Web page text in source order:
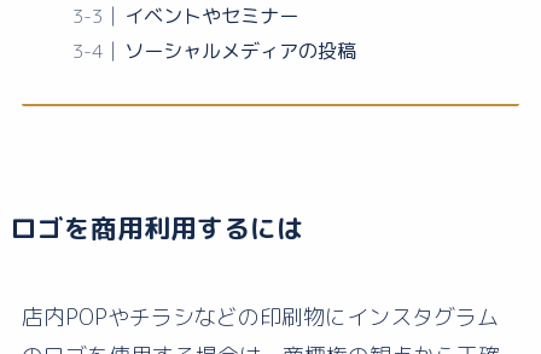
イベントやセミナー
ソーシャルメディアの投稿
ロゴを商用利用するには
店内POPやチラシなどの印刷物にインスタグラム